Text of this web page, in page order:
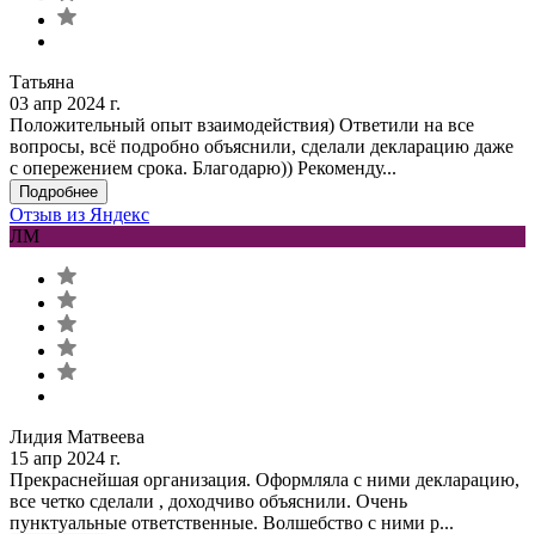
Татьяна
03 апр 2024 г.
Положительный опыт взаимодействия) Ответили на все
вопросы, всё подробно объяснили, сделали декларацию даже
с опережением срока. Благодарю)) Рекоменду...
Подробнее
Отзыв из Яндекс
ЛМ
Лидия Матвеева
15 апр 2024 г.
Прекраснейшая организация. Оформляла с ними декларацию,
все четко сделали , доходчиво объяснили. Очень
пунктуальные ответственные. Волшебство с ними р...